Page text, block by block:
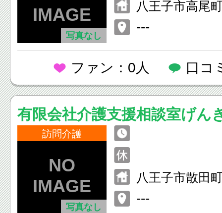
写真なし
八王子市高尾
---
ファン：0人 口コ
有限会社介護支援相談室げん
訪問介護
写真なし
八王子市散田
---